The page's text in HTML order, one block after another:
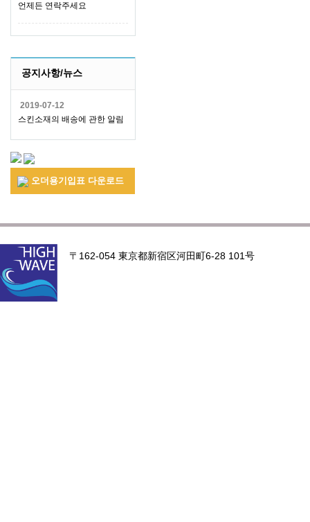
언제든 연락주세요
공지사항/뉴스
2019-07-12
스킨소재의 배송에 관한 알림
오더용기입표 다운로드
〒162-054 東京都新宿区河田町6-28 101号